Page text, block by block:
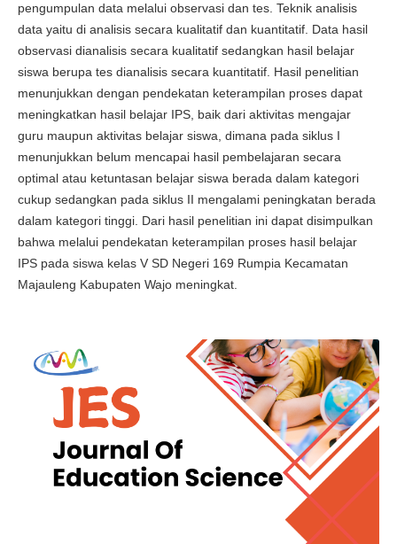
pengumpulan data melalui observasi dan tes. Teknik analisis
data yaitu di analisis secara kualitatif dan kuantitatif. Data hasil
observasi dianalisis secara kualitatif sedangkan hasil belajar
siswa berupa tes dianalisis secara kuantitatif. Hasil penelitian
menunjukkan dengan pendekatan keterampilan proses dapat
meningkatkan hasil belajar IPS, baik dari aktivitas mengajar
guru maupun aktivitas belajar siswa, dimana pada siklus I
menunjukkan belum mencapai hasil pembelajaran secara
optimal atau ketuntasan belajar siswa berada dalam kategori
cukup sedangkan pada siklus II mengalami peningkatan berada
dalam kategori tinggi. Dari hasil penelitian ini dapat disimpulkan
bahwa melalui pendekatan keterampilan proses hasil belajar
IPS pada siswa kelas V SD Negeri 169 Rumpia Kecamatan
Majauleng Kabupaten Wajo meningkat.